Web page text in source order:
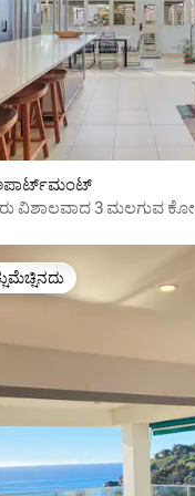
ಅಪಾರ್ಟ್‌ಮಂಟ್
ವಿಶಾಲವಾದ 3 ಮಲಗುವ
ಅಚ್ಚುಮೆಚ್ಚಿನದು